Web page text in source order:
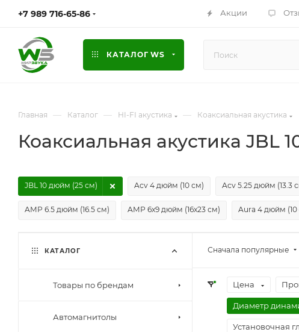
+7 989 716-65-86 Акции
КАТАЛОГ WS
Главная — Каталог — HI-FI акустика — Коаксиальная акустика
Коаксиальная акустика JBL
Acv 4 дюйм (10 см) Acv 5.25 дюйм (13.3
AMP 6.5 дюйм (16.5 см) AMP 6x9 дюйм (16x23 см) Aura 4 дюйм (10
JBL 10 дюйм (25 см)
Сначала популярные
Цена
Диаметр
Установочная
КАТАЛОГ
Товары по брендам
Автомагнитолы